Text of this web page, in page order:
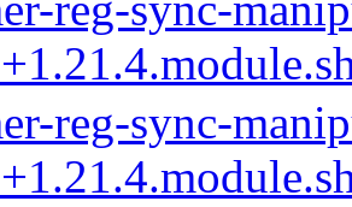
reg-sync-